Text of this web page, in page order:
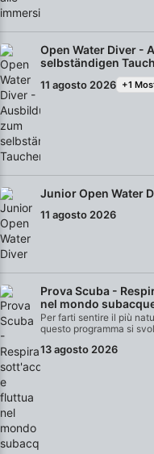
diventerai una guida
pochissimo tempo. Inizia
professionale come
come divemaster.
Open Water Diver -
selbständigen
11 agosto 2026 +1
Junior Open Water
11 agosto 2026
Prova Scuba -
nel mondo
Per farti sentire il più
questo programma si
13 agosto 2026